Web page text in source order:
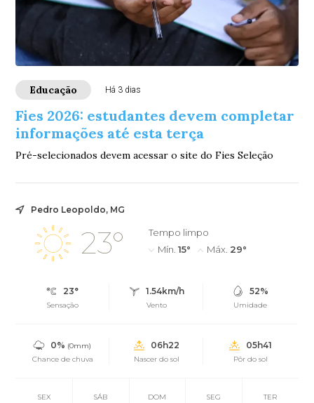
Educação Há 3 dias
Fies 2026: estudantes devem completar
informações até esta terça
Pré-selecionados devem acessar o site do Fies Seleção
Pedro Leopoldo, MG
23°
Tempo limpo
Mín. 15° Máx. 29°
23°
Sensação
1.54km/h
Vento
52%
Umidade
0% (0mm)
Chance de chuva
06h22
Nascer do sol
05h41
Pôr do sol
SEX SÁB DOM SEG TER